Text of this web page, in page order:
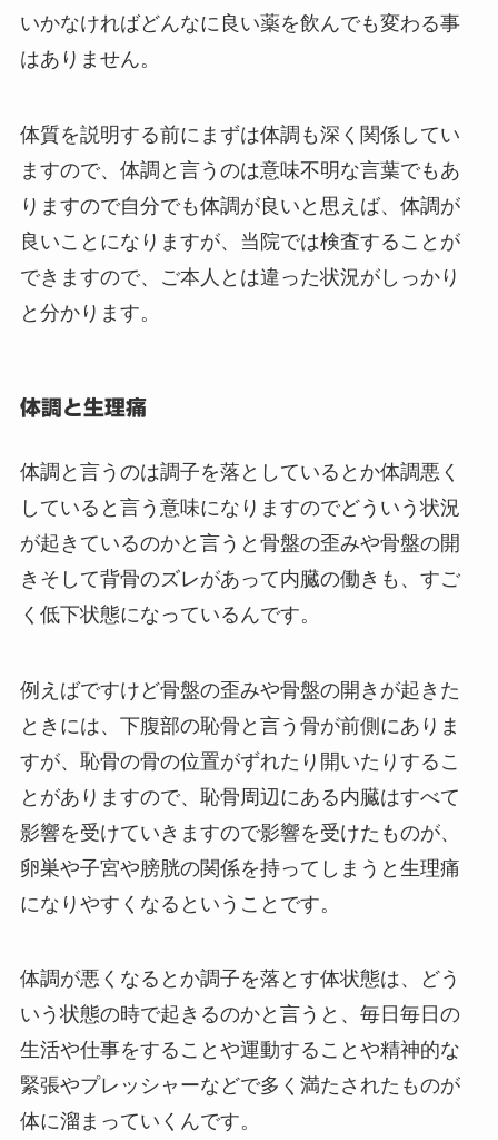
いかなければどんなに良い薬を飲んでも変わる事
はありません。
体質を説明する前にまずは体調も深く関係してい
ますので、体調と言うのは意味不明な言葉でもあ
りますので自分でも体調が良いと思えば、体調が
良いことになりますが、当院では検査することが
できますので、ご本人とは違った状況がしっかり
と分かります。
体調と生理痛
体調と言うのは調子を落としているとか体調悪く
していると言う意味になりますのでどういう状況
が起きているのかと言うと骨盤の歪みや骨盤の開
きそして背骨のズレがあって内臓の働きも、すご
く低下状態になっているんです。
例えばですけど骨盤の歪みや骨盤の開きが起きた
ときには、下腹部の恥骨と言う骨が前側にありま
すが、恥骨の骨の位置がずれたり開いたりするこ
とがありますので、恥骨周辺にある内臓はすべて
影響を受けていきますので影響を受けたものが、
卵巣や子宮や膀胱の関係を持ってしまうと生理痛
になりやすくなるということです。
体調が悪くなるとか調子を落とす体状態は、どう
いう状態の時で起きるのかと言うと、毎日毎日の
生活や仕事をすることや運動することや精神的な
緊張やプレッシャーなどで多く満たされたものが
体に溜まっていくんです。